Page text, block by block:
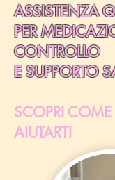
ASSISTENZA
PER
CONTROLLO
E SUPPORTO
SCOPRI
AIUTARTI